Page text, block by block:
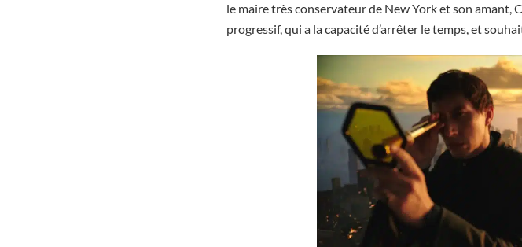
le maire très conservateur de New York et son
progressif, qui a la capacité d’arrêter le temps, et